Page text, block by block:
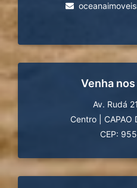
Venha
Av. Rudá
Centro
CAPAO
CEP: